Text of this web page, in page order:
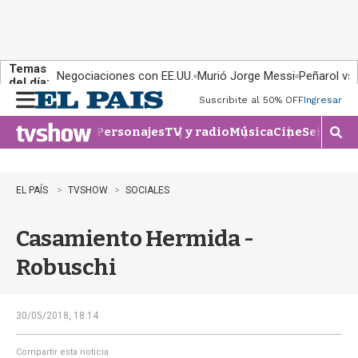
Temas
del día: Negociaciones con EE.UU. Murió Jorge Messi Peñarol
n
u
Suscribite al 50% OFFIngresar
PersonajesTV y radioMúsicaCineSeries
M
o
e
EL PAÍS TVSHOW SOCIALES
Casamiento Hermida -
Robuschi
30/05/2018, 18:14
Compartir esta noticia